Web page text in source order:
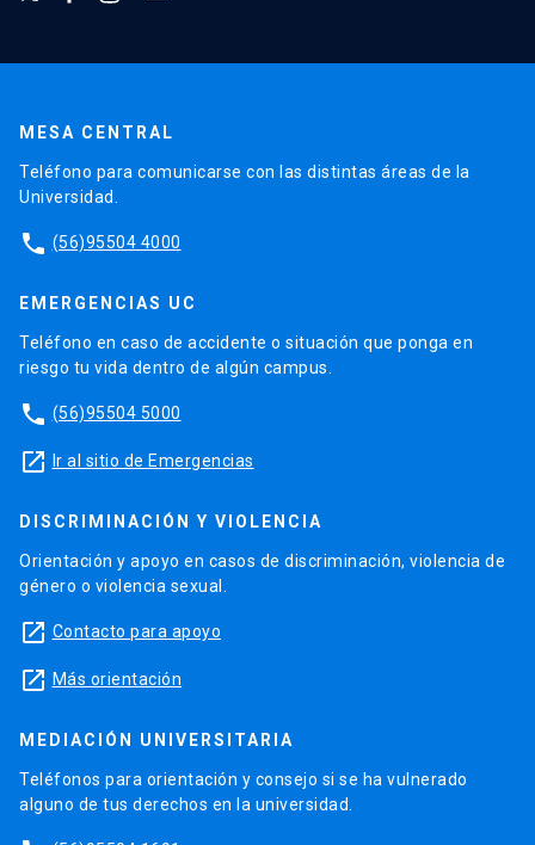
MESA CENTRAL
Teléfono para comunicarse con las distintas áreas de la
Universidad.
phone (56)95504 4000
EMERGENCIAS UC
Teléfono en caso de accidente o situación que ponga en
riesgo tu vida dentro de algún campus.
phone (56)95504 5000
launch Ir al sitio de Emergencias
DISCRIMINACIÓN Y VIOLENCIA
Orientación y apoyo en casos de discriminación, violencia de
género o violencia sexual.
launch Contacto para apoyo
launch Más orientación
MEDIACIÓN UNIVERSITARIA
Teléfonos para orientación y consejo si se ha vulnerado
alguno de tus derechos en la universidad.